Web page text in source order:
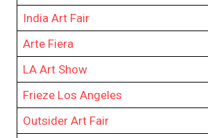
India Art Fair
Arte Fiera
LA Art Show
Frieze Los Angeles
Outsider Art Fair